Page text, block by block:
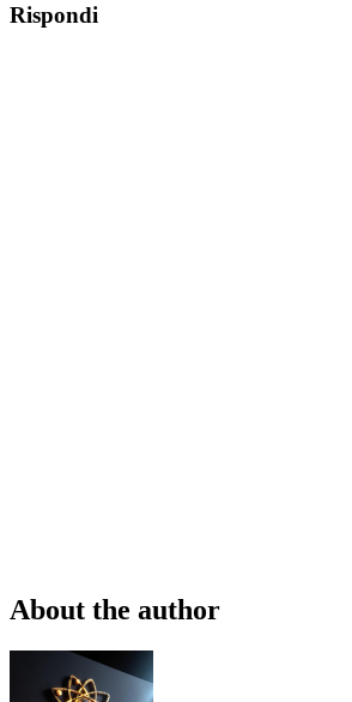
Rispondi
About the author